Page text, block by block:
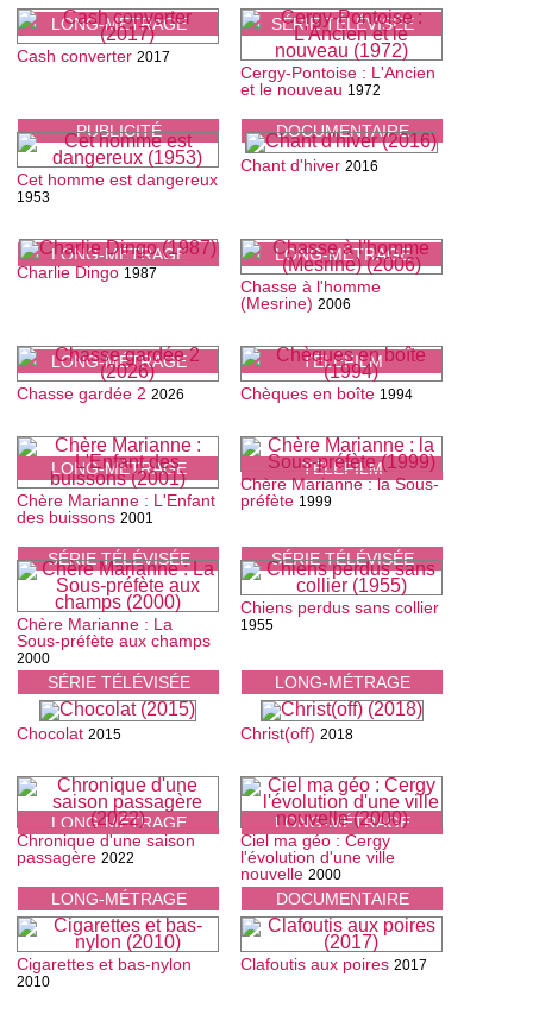
LONG-MÉTRAGE SÉRIE TÉLÉVISÉE
PUBLICITÉ
Cash converter 2017
DOCUMENTAIRE
Cergy-Pontoise : L'Ancien
et le nouveau 1972
LONG-MÉTRAGE
Cet homme est dangereux
1953
LONG-MÉTRAGE
Chant d'hiver 2016
LONG-MÉTRAGE
Charlie Dingo 1987
TÉLÉFILM
Chasse à l'homme
(Mesrine) 2006
LONG-MÉTRAGE
Chasse gardée 2 2026
TÉLÉFILM
Chèques en boîte 1994
SÉRIE TÉLÉVISÉE
Chère Marianne : L'Enfant
des buissons 2001
SÉRIE TÉLÉVISÉE
Chère Marianne : la Sous-
préfète 1999
SÉRIE TÉLÉVISÉE
Chère Marianne : La
Sous-préfète aux champs
2000
LONG-MÉTRAGE
Chiens perdus sans collier
1955
LONG-MÉTRAGE
Chocolat 2015
LONG-MÉTRAGE
Christ(off) 2018
LONG-MÉTRAGE
Chronique d'une saison
passagère 2022
DOCUMENTAIRE
Ciel ma géo : Cergy
l'évolution d'une ville
nouvelle 2000
Cigarettes et bas-nylon
2010
Clafoutis aux poires 2017